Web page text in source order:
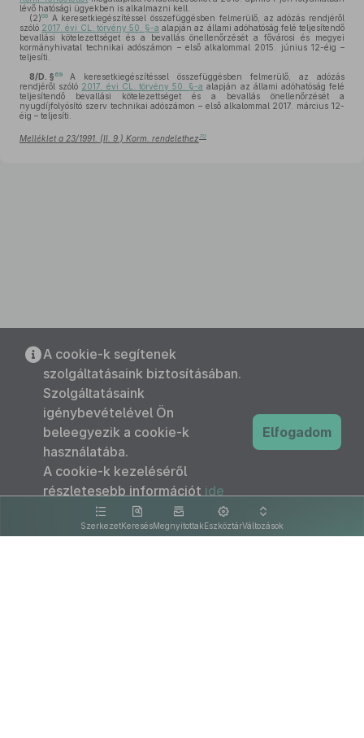
lévő hatósági ügyekben is alkalmazni kell.
(2)68 A keresetkiegészítéssel összefüggésben felmerülő, az adózás rendjéről
szóló 2017. évi CL. törvény 50. §-a alapján az állami adóhatóság felé teljesítendő
bevallási kötelezettséget és a bevallás önellenőrzését a fővárosi és megyei
kormányhivatal technikai adószámon – első alkalommal 2015. június 12-éig –
teljesíti.
8/D. § 69
A keresetkiegészítéssel összefüggésben felmerülő, az adózás
rendjéről szóló 2017. évi CL. törvény 50. §-a alapján az állami adóhatóság felé
teljesítendő bevallási kötelezettséget és a bevallás önellenőrzését a
nyugdíjfolyósító szerv technikai adószámon – első alkalommal 2017. március 12-
éig – teljesíti.
Melléklet a 23/1991. (II. 9.) Korm. rendelethez 70
SzerkezetKeresésMegnyitottakEszköztárVáltozások
A cookie-k segítenek
szolgáltatásaink biztosításában.
Szolgáltatásaink
igénybevételével Ön
beleegyezik a cookie-k
használatába.
A cookie-k kezeléséről
részletesebb információt ide
kattintva olvashat.
Elfogadom